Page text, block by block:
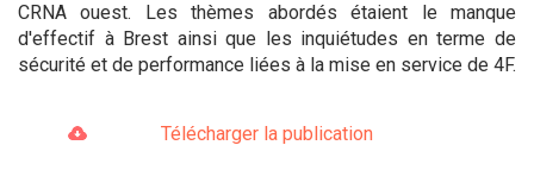
CRNA ouest. Les thèmes abordés étaient le manque
d'effectif à Brest ainsi que les inquiétudes en terme de
sécurité et de performance liées à la mise en service de 4F.
Télécharger la publication